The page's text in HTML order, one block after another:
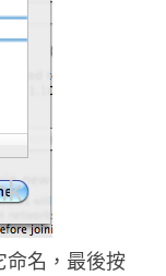
名，最後按